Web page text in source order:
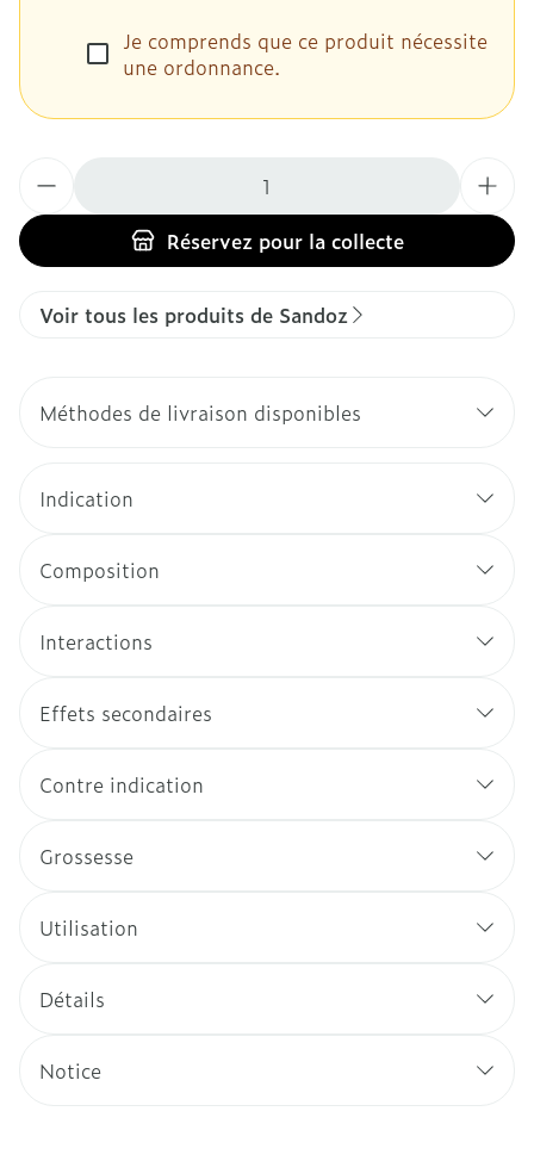
Je comprends que ce produit nécessite
une ordonnance.
Réservezpour la collecte
Voir tous les produits de Sandoz
Méthodes de livraison disponibles
Indication
Composition
Interactions
Effets secondaires
Contre indication
Grossesse
Utilisation
Détails
Notice